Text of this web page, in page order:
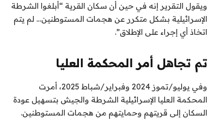
ويقول التقرير إنه في حين أن سكان القرية “أبلغوا الشرطة
الإسرائيلية بشكل متكرر عن هجمات المستوطنين… لم يتم
اتخاذ أي إجراء على الإطلاق”.
تم تجاهل أمر المحكمة العليا
وفي يوليو/تموز 2024 وفبراير/شباط 2025، أمرت
المحكمة العليا الإسرائيلية الشرطة والجيش بتسهيل عودة
السكان إلى قريتهم وحمايتهم من هجمات المستوطنين.